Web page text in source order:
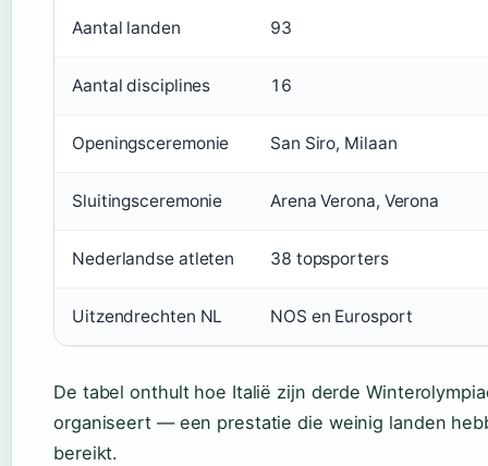
Aantal landen 93
Aantal disciplines 16
Openingsceremonie San Siro, Milaan
Sluitingsceremonie Arena Verona, Verona
Nederlandse atleten 38 topsporters
Uitzendrechten NL NOS en Eurosport
De tabel onthult hoe Italië zijn derde
organiseert — een prestatie die weinig landen
bereikt.